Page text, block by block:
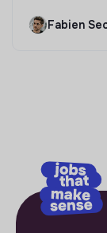
Fabien